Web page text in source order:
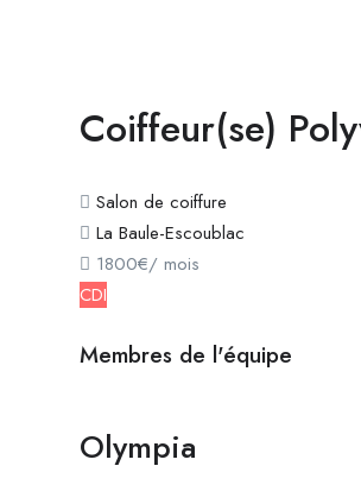
Coiffeur(se)
Salon de coiffure
La Baule-Escoublac
1800€/ mois
CDI
Membres de l'équipe
Olympia